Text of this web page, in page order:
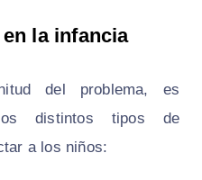
la infancia
del problema, es
distintos tipos de
a los niños: